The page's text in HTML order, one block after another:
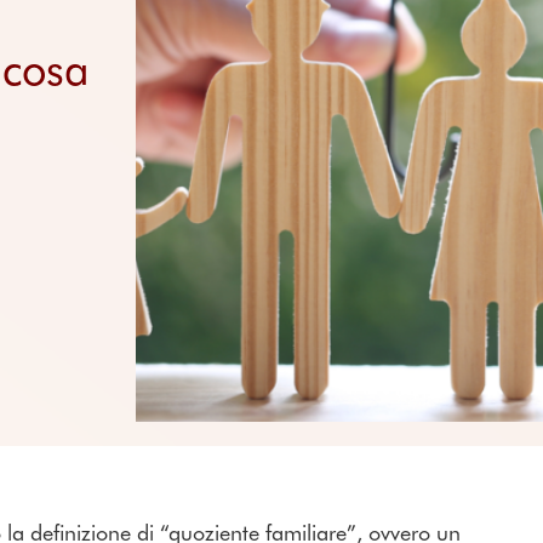
Prezzi delle
Approfondimenti
Domande frequenti
definizione di “quoziente familiare”, ovvero un